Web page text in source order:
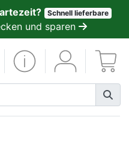
Schnell lieferbare
und sparen